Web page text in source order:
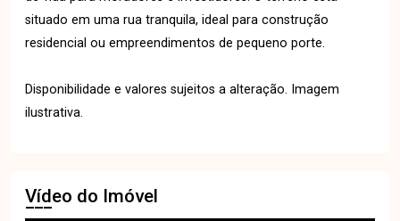
situado em uma rua tranquila, ideal para construção
residencial ou empreendimentos de pequeno porte.
Disponibilidade e valores sujeitos a alteração. Imagem
ilustrativa.
Vídeo do Imóvel